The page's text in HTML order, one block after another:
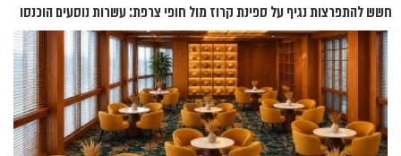
חשש להתפרצות נגיף על ספינת קרוז מול חופי צרפת: עשרות נוסעים הוכנסו
לבידוד